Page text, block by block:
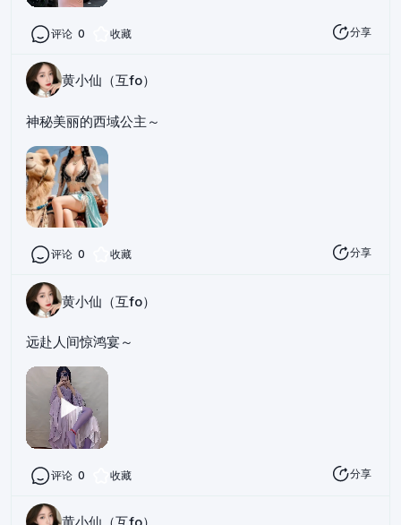
评论 0 收藏 分享
黄小仙（互fo）
神秘美丽的西域公主～
评论 0 收藏 分享
黄小仙（互fo）
远赴人间惊鸿宴～
评论 0 收藏 分享